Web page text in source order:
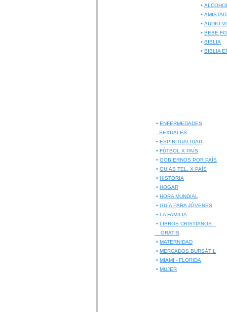
•
• AMISTAD
• AUDIO
• BEBE
• BIBLIA
• BIBLIA
• ENFERMEDADES
SEXUALES
• ESPIRITUALIDAD
• FÚTBOL X PAÍS
• GOBIERNOS POR PAÍS
• GUÍAS TEL. X PAÍS
• HISTORIA
• HOGAR
• HORA MUNDIAL
• GUÍA PARA JÓVENES
• LA FAMILIA
• LIBROS CRISTIANOS
GRATIS
• MATERNIDAD
• MERCADOS BURSÁTIL
• MIAMI - FLORIDA
• MUJER